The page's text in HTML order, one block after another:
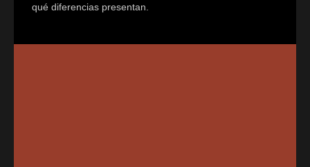
qué diferencias presentan.